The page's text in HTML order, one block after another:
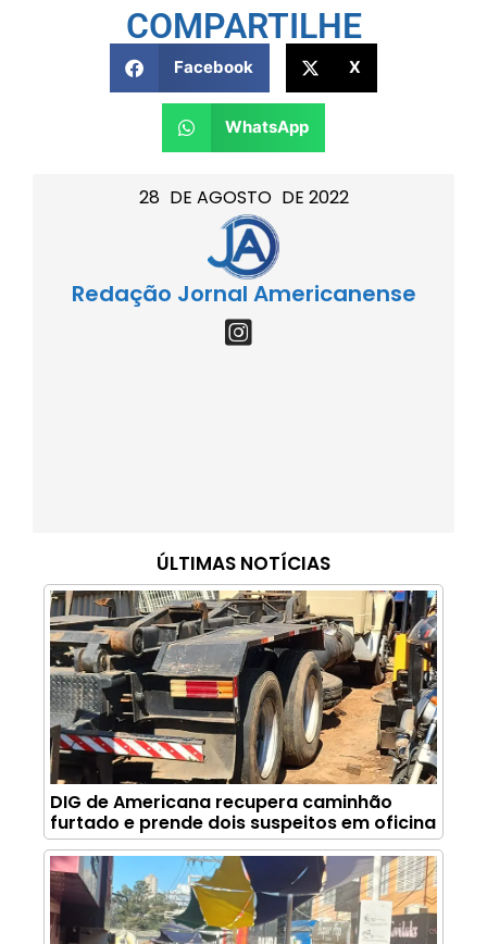
28 DE AGOSTO DE 2022
Redação Jornal Americanense
ÚLTIMAS NOTÍCIAS
DIG de Americana recupera caminhão
furtado e prende dois suspeitos em oficina
COMPARTILHE
Facebook X
WhatsApp